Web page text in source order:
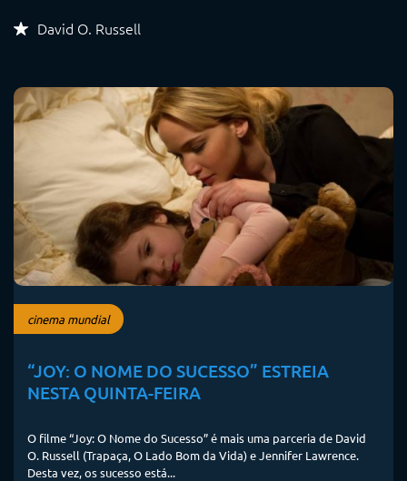
David O. Russell
cinema mundial
“JOY: O NOME DO SUCESSO” ESTREIA
NESTA QUINTA-FEIRA
O filme “Joy: O Nome do Sucesso” é mais uma parceria de David
O. Russell (Trapaça, O Lado Bom da Vida) e Jennifer Lawrence.
Desta vez, os sucesso está...